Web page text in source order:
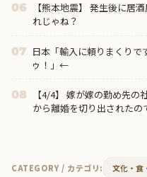
06
【熊本地震】 発生後に居
れじゃね？
07 日本「輸入に頼りまくり
ゥ！」←
08
【4/4】 嫁が嫁の勤め先
から離婚を切り出された
CATEGORY / カテゴリ: 文化・食